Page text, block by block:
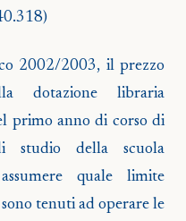
2002/2003, il prezzo
dotazione libraria
primo anno di corso di
studio della scuola
quale limite
tenuti ad operare le